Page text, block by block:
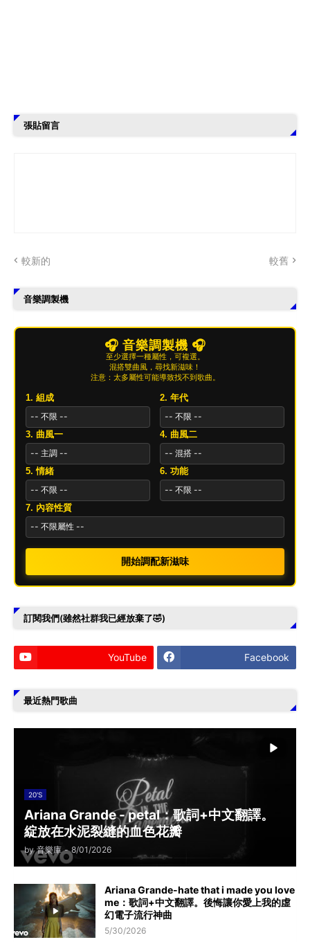
張貼留言
較新的 較舊
音樂調製機
🎧 音樂調製機 🎧
至少選擇一種屬性，可複選。
混搭雙曲風，尋找新滋味！
注意：太多屬性可能導致找不到歌曲。
1. 組成 2. 年代
3. 曲風一 4. 曲風二
5. 情緒 6. 功能
7. 內容性質
開始調配新滋味
訂閱我們(雖然社群我已經放棄了🤣)
YouTube Facebook
最近熱門歌曲
20'S
Ariana Grande - petal：歌詞+中文翻譯。
綻放在水泥裂縫的血色花瓣
by 音樂庫 - 8/01/2026
Ariana Grande-hate that i made you love
me：歌詞+中文翻譯。後悔讓你愛上我的虛
幻電子流行神曲
5/30/2026